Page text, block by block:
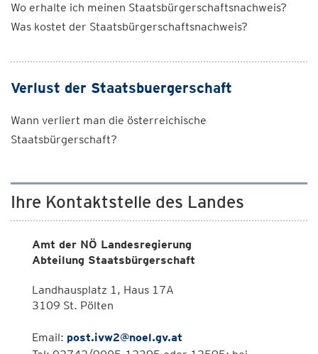
Wo erhalte ich meinen Staatsbürgerschaftsnachweis?
Was kostet der Staatsbürgerschaftsnachweis?
Verlust der Staatsbuergerschaft
Wann verliert man die österreichische
Staatsbürgerschaft?
Ihre Kontaktstelle des Landes
Amt der NÖ Landesregierung
Abteilung Staatsbürgerschaft
Landhausplatz 1, Haus 17A
3109 St. Pölten
Email: post.ivw2@noel.gv.at